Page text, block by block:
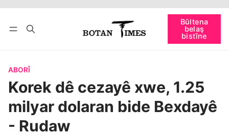
Bûltena
belaş
bistîne
bişopîne
ABORÎ
Korek dê cezayê xwe, 1.25
milyar dolaran bide Bexdayê
- Rudaw